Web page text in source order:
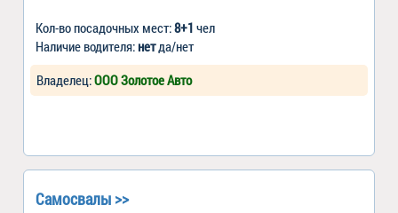
Кол-во посадочных мест:8+1 чел
Наличие водителя:нетда/нет
Владелец:ООО Золотое Авто
Самосвалы >>